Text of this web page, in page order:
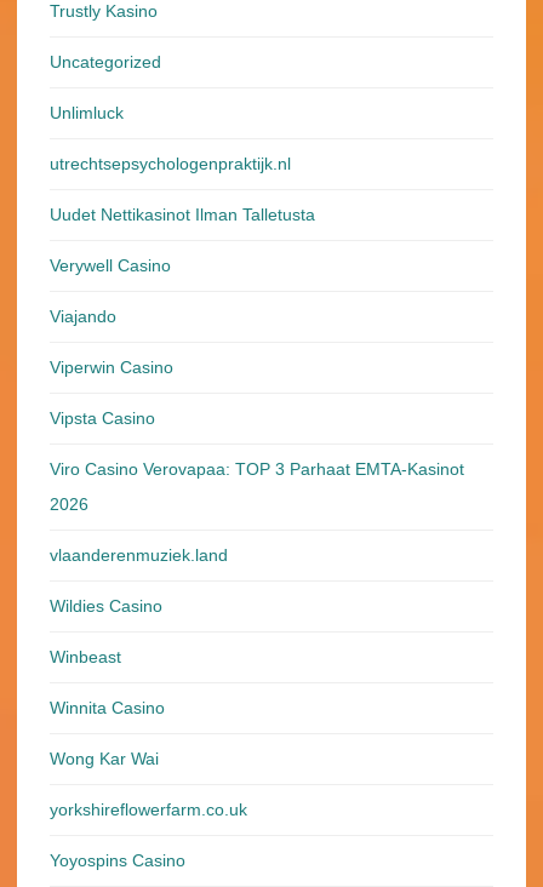
Trustly Kasino
Uncategorized
Unlimluck
utrechtsepsychologenpraktijk.nl
Uudet Nettikasinot Ilman Talletusta
Verywell Casino
Viajando
Viperwin Casino
Vipsta Casino
Viro Casino Verovapaa: TOP 3 Parhaat EMTA-Kasinot
2026
vlaanderenmuziek.land
Wildies Casino
Winbeast
Winnita Casino
Wong Kar Wai
yorkshireflowerfarm.co.uk
Yoyospins Casino